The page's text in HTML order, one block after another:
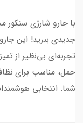
جدیدی ببرید! این
تجربه‌ای بی‌نظیر از
حمل، مناسب برای
شما. انتخابی